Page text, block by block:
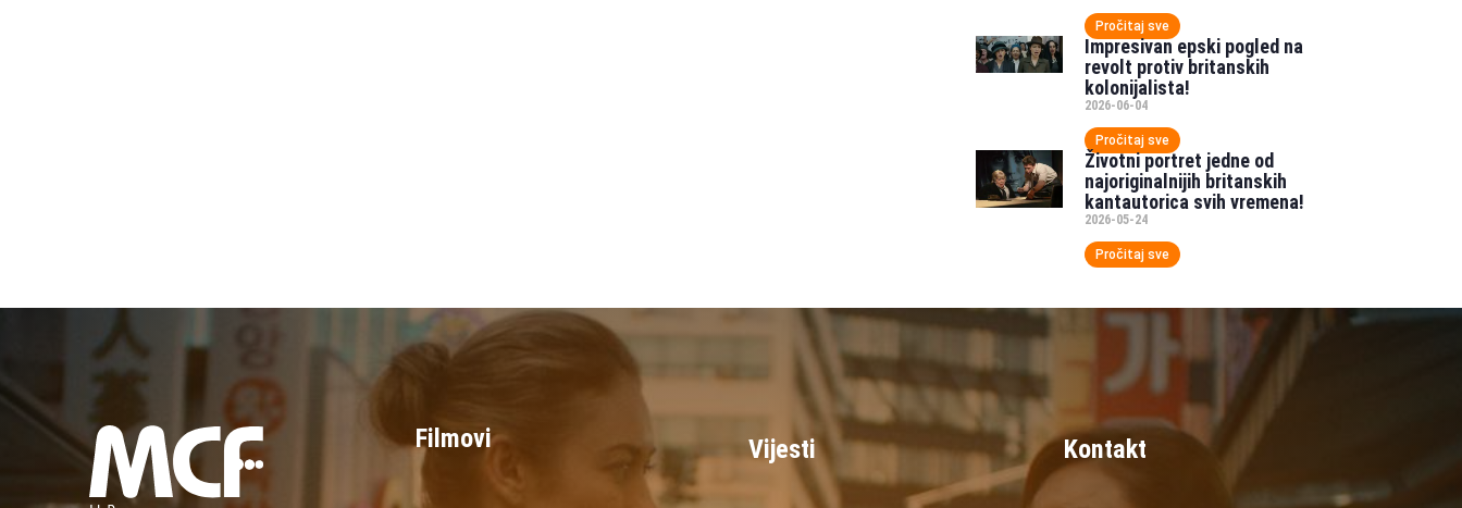
Pročitaj sve
Impresivan epski pogled na
revolt protiv britanskih
kolonijalista!
2026-06-04
Pročitaj sve
Životni portret jedne od
najoriginalnijih britanskih
kantautorica svih vremena!
2026-05-24
Pročitaj sve
Filmovi Vijesti Kontakt